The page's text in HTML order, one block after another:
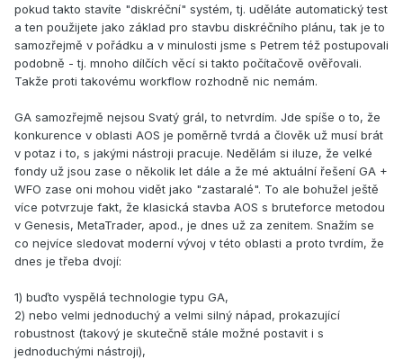
pokud takto stavíte "diskréční" systém, tj. uděláte automatický test
a ten použijete jako základ pro stavbu diskréčního plánu, tak je to
samozřejmě v pořádku a v minulosti jsme s Petrem též postupovali
podobně - tj. mnoho dílčích věcí si takto počítačově ověřovali.
Takže proti takovému workflow rozhodně nic nemám.
GA samozřejmě nejsou Svatý grál, to netvrdím. Jde spíše o to, že
konkurence v oblasti AOS je poměrně tvrdá a člověk už musí brát
v potaz i to, s jakými nástroji pracuje. Nedělám si iluze, že velké
fondy už jsou zase o několik let dále a že mé aktuální řešení GA +
WFO zase oni mohou vidět jako "zastaralé". To ale bohužel ještě
více potvrzuje fakt, že klasická stavba AOS s bruteforce metodou
v Genesis, MetaTrader, apod., je dnes už za zenitem. Snažím se
co nejvíce sledovat moderní vývoj v této oblasti a proto tvrdím, že
dnes je třeba dvojí:
1) buďto vyspělá technologie typu GA,
2) nebo velmi jednoduchý a velmi silný nápad, prokazující
robustnost (takový je skutečně stále možné postavit i s
jednoduchými nástroji),